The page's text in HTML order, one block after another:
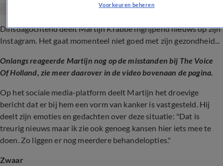
Dinsdagochtend deelt Martijn Krabbé ingrijpend nieuws op zijn
Instagram. Het gaat momenteel niet goed met zijn gezondheid...
Onlangs reageerde Martijn nog op de misstanden bij The Voice
Of Holland, zie meer daarover in de video bovenaan de pagina.
Op het sociale media-platform deelt Martijn het droevige
bericht dat er bij hem een vorm van kanker is vastgesteld. Hij
deelt zijn emoties en gedachten over deze situatie: "Dat is
treurig nieuws maar ik zie ook genoeg kansen hier iets mee te
doen. Zo liggen er nog meerdere behandelopties."
Zwaar
Voorkeuren beheren